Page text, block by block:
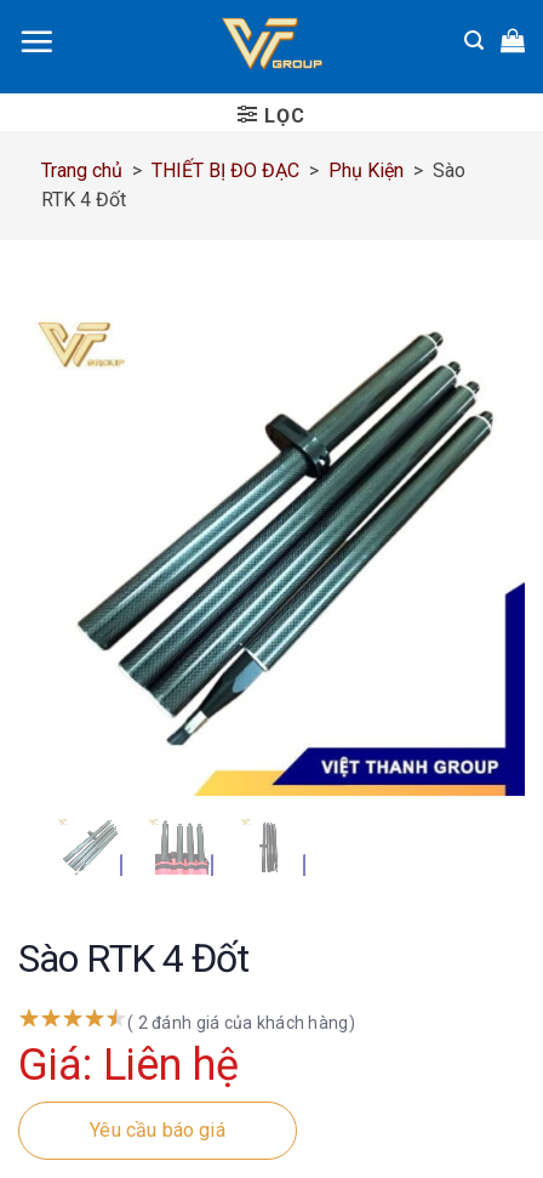
đến
dung
LỌC
Trang chủ > THIẾT BỊ ĐO ĐẠC > Phụ Kiện > Sào
RTK 4 Đốt
Sào RTK 4 Đốt
( 2 đánh giá của khách hàng)
Giá: Liên hệ
Yêu cầu báo giá